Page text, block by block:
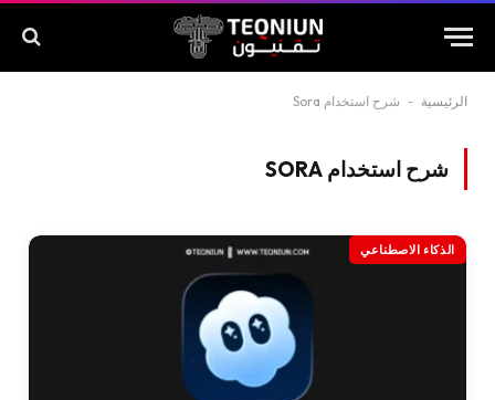
الرئيسية - شرح استخدام Sora
شرح استخدام SORA
الذكاء الاصطناعي